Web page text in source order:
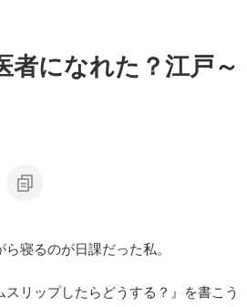
者になれた？江戸～
ら寝るのが日課だった私。
リップしたらどうする？』 を書こう